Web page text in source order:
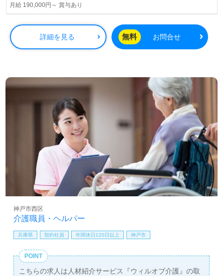
月給 190,000円～ 賞与あり
詳細を見る 無料 お問合せ
介護職員・ヘルパー
神戸市西区
兵庫県 契約社員 年間休日120日以上 神戸市
POINT
こちらの求人は人材紹介サービス『ウィルオブ介護』の取